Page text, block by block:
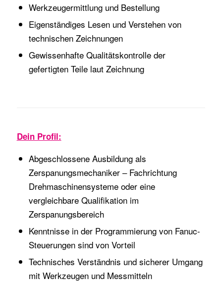
Werkzeugermittlung und Bestellung
Eigenständiges Lesen und Verstehen von
technischen Zeichnungen
Gewissenhafte Qualitätskontrolle der
gefertigten Teile laut Zeichnung
Dein Profil:
Abgeschlossene Ausbildung als
Zerspanungsmechaniker – Fachrichtung
Drehmaschinensysteme oder eine
vergleichbare Qualifikation im
Zerspanungsbereich
Kenntnisse in der Programmierung von Fanuc-
Steuerungen sind von Vorteil
Technisches Verständnis und sicherer Umgang
mit Werkzeugen und Messmitteln